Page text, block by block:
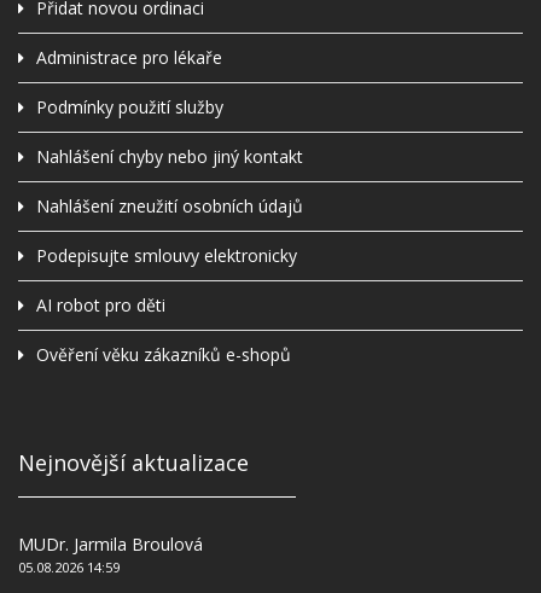
Přidat novou ordinaci
Administrace pro lékaře
Podmínky použití služby
Nahlášení chyby nebo jiný kontakt
Nahlášení zneužití osobních údajů
Podepisujte smlouvy elektronicky
AI robot pro děti
Ověření věku zákazníků e-shopů
Nejnovější aktualizace
MUDr. Jarmila Broulová
05.08.2026 14:59